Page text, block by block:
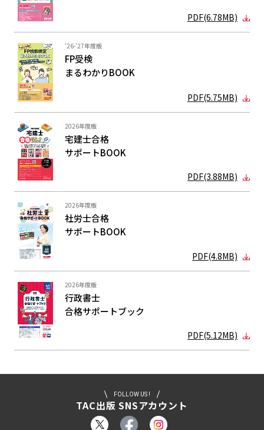
PDF(6.78MB)
'26-'27年度版
FP受検
まるわかりBOOK
PDF(5.75MB)
2026年度版
宅建士合格
サポートBOOK
PDF(3.88MB)
2026年度版
社労士合格
サポートBOOK
PDF(4.8MB)
2026年度版
行政書士
合格サポートブック
PDF(5.12MB)
FOLLOW US !
TAC出版 SNSアカウント